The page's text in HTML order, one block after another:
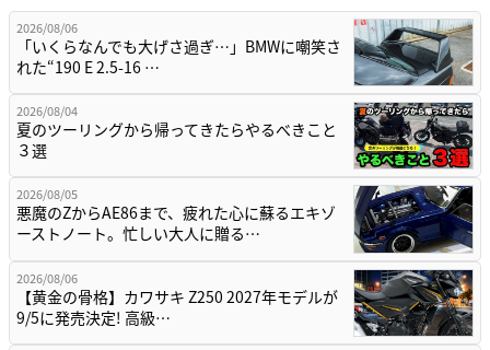
2026/08/06
「いくらなんでも大げさ過ぎ…」BMWに嘲笑さ
れた“190 E 2.5-16 …
2026/08/04
夏のツーリングから帰ってきたらやるべきこと
３選
2026/08/05
悪魔のZからAE86まで、疲れた心に蘇るエキゾ
ーストノート。忙しい大人に贈る…
2026/08/06
【黄金の骨格】カワサキ Z250 2027年モデルが
9/5に発売決定! 高級…